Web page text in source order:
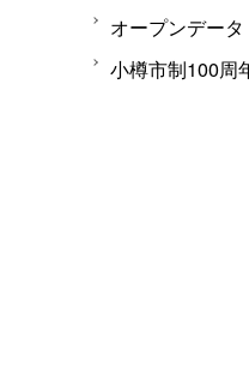
オープンデータ
小樽市制100周